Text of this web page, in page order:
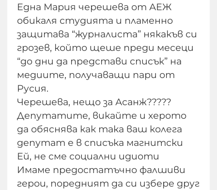
Една Мария черешева от АЕЖ
обикаля студията и пламенно
защитава “журналиста” някакъв си
грозев, който щеше преди месеци
“до дни да представи списък” на
медиите, получаващи пари от
Русия.
Черешева, нещо за Асанж?????
Депутатите, викайте и херото
да обяснява как така ваш колега
депутат е в списъка магнитски
Ей, не сме социални идиоти
Имаме предостатъчно фалшиви
герои, поредният да си избере друг